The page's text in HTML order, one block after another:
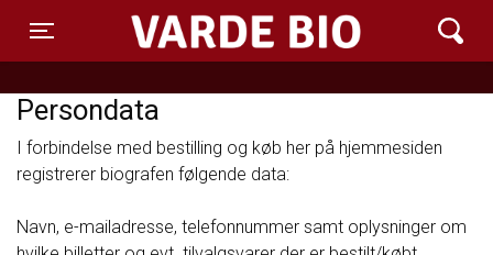
Toggle navigation
Varde Bio ApS
Persondata
I forbindelse med bestilling og køb her på hjemmesiden
registrerer biografen følgende data:
Navn, e-mailadresse, telefonnummer samt oplysninger om